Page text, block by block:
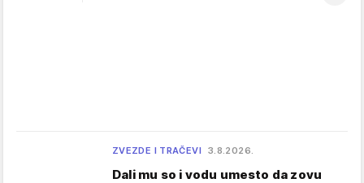
ZVEZDE I TRAČEVI 3.8.2026.
Dali mu so i vodu umesto da zovu